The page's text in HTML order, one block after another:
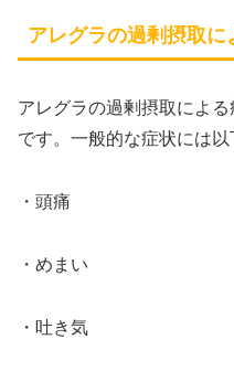
アレグラの過剰摂取に
アレグラの過剰摂取によ
です。一般的な症状には以
・頭痛
・めまい
・吐き気